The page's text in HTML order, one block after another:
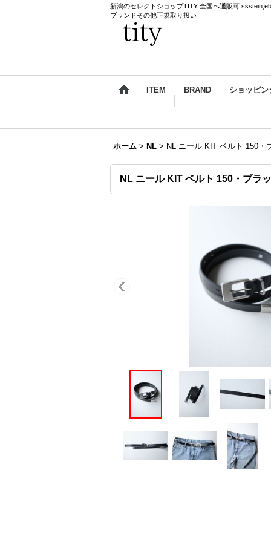
新潟のセレクトショップTITY 全国へ通販可
ブランドその他正規取り扱い
ITEM BRAND ショッピン
ホーム > NL > NL ニール KIT ベルト 150
NL ニール KIT ベルト 150・ブ